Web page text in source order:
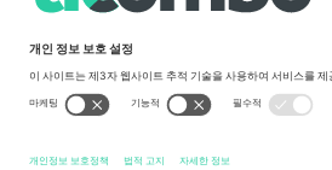
Av Chapultepec 360,
translation구매 조건.